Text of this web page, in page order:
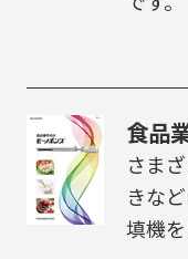
食品
さま
きな
填機を